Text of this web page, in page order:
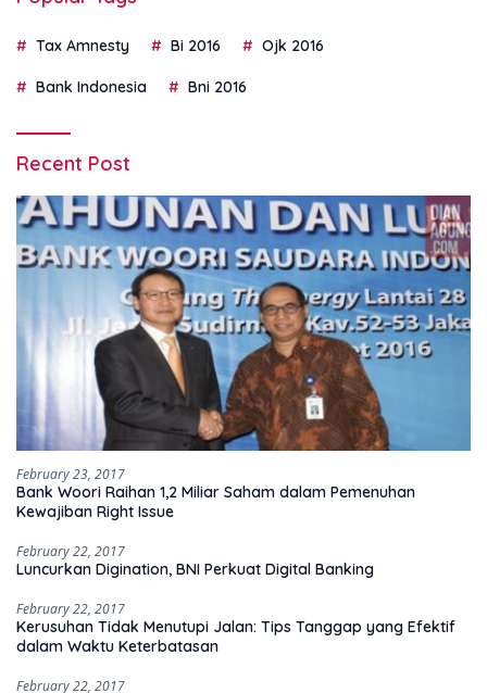
Tax Amnesty Bi 2016 Ojk 2016
Bank Indonesia Bni 2016
Recent Post
February 23, 2017
Bank Woori Raihan 1,2 Miliar Saham dalam Pemenuhan
Kewajiban Right Issue
February 22, 2017
Luncurkan Digination, BNI Perkuat Digital Banking
February 22, 2017
Kerusuhan Tidak Menutupi Jalan: Tips Tanggap yang Efektif
dalam Waktu Keterbatasan
February 22, 2017